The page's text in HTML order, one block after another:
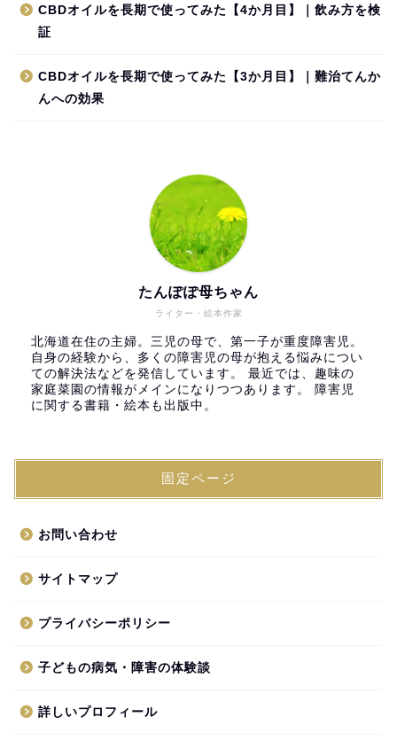
CBDオイルを長期で使ってみた【4か月目】｜飲み方を検
証
CBDオイルを長期で使ってみた【3か月目】｜難治てんか
んへの効果
ライター・絵本作家
たんぽぽ母ちゃん
北海道在住の主婦。三児の母で、第一子が重度障害児。
自身の経験から、多くの障害児の母が抱える悩みについ
ての解決法などを発信しています。 最近では、趣味の
家庭菜園の情報がメインになりつつあります。 障害児
に関する書籍・絵本も出版中。
固定ページ
お問い合わせ
サイトマップ
プライバシーポリシー
子どもの病気・障害の体験談
詳しいプロフィール